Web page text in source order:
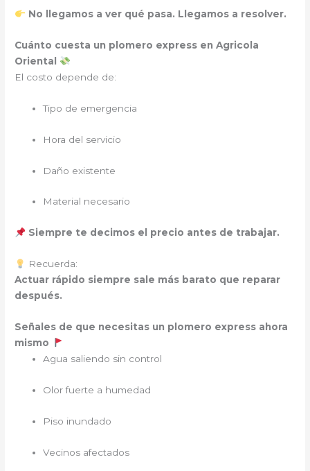
No llegamos a ver qué pasa. Llegamos a resolver.
Cuánto cuesta un plomero express en Agricola
Oriental
El costo depende de:
Tipo de emergencia
Hora del servicio
Daño existente
Material necesario
Siempre te decimos el precio antes de trabajar.
Recuerda:
Actuar rápido siempre sale más barato que reparar
después.
Señales de que necesitas un plomero express ahora
mismo
Agua saliendo sin control
Olor fuerte a humedad
Piso inundado
Vecinos afectados